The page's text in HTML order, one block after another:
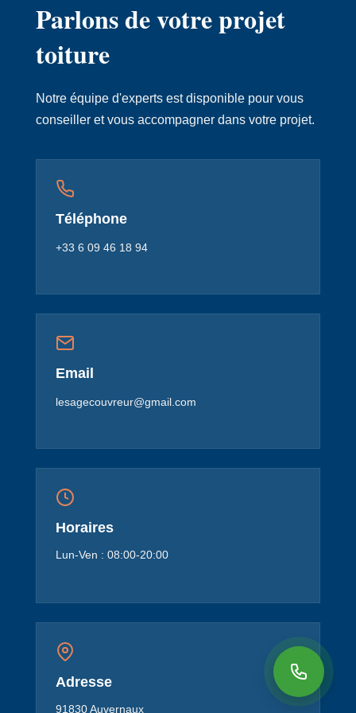
Parlons de votre projet
toiture
Notre équipe d'experts est disponible pour vous
conseiller et vous accompagner dans votre projet.
Téléphone
+33 6 09 46 18 94
Email
lesagecouvreur@gmail.com
Horaires
Lun-Ven : 08:00-20:00
Adresse
91830 Auvernaux